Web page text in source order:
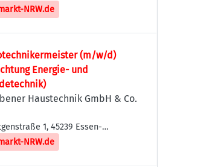
Ruhr, Deutschland
NRW.de
(m/w/d)
Energie- und
Haustechnik GmbH & Co.
1, 45239 Essen-
IX, Deutschland
NRW.de